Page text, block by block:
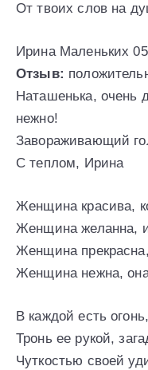
От твоих слов на
Ирина Маленьких
Отзыв:
Наташенька, очень
нежно!
Завораживающий
С теплом, Ирина
Женщина красива,
Женщина желанна,
Женщина
Женщина нежна,
В каждой есть
Тронь ее рукой,
Чуткостью своей